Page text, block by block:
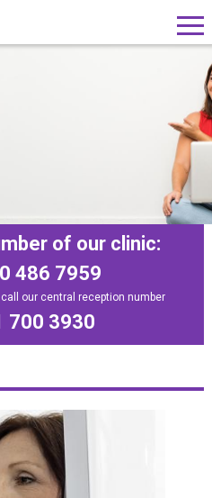
of our clinic:
486 7959
our central reception number
700 3930